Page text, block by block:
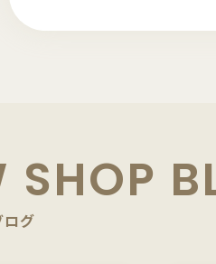
SHOP
ログ